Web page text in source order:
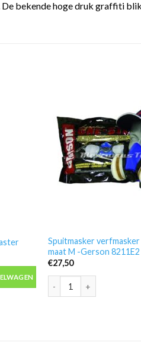
bekende hoge druk graffiti
Spuitmasker
maat M -Gerson 8211E2
€27,50
Spuitmasker